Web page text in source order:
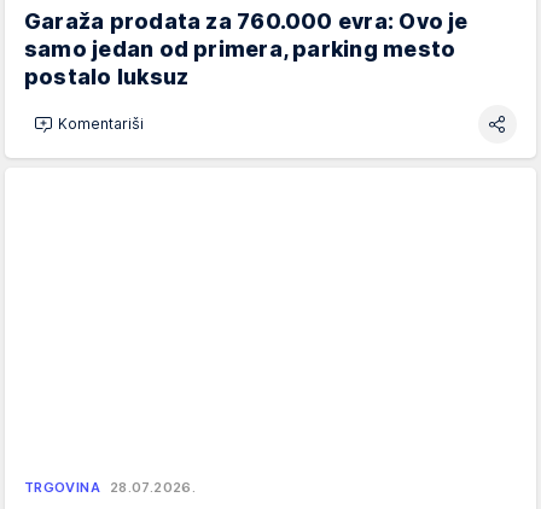
Garaža prodata za 760.000 evra: Ovo je
samo jedan od primera, parking mesto
postalo luksuz
Komentariši
TRGOVINA 28.07.2026.